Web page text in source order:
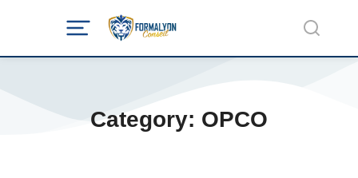
Category: OPCO